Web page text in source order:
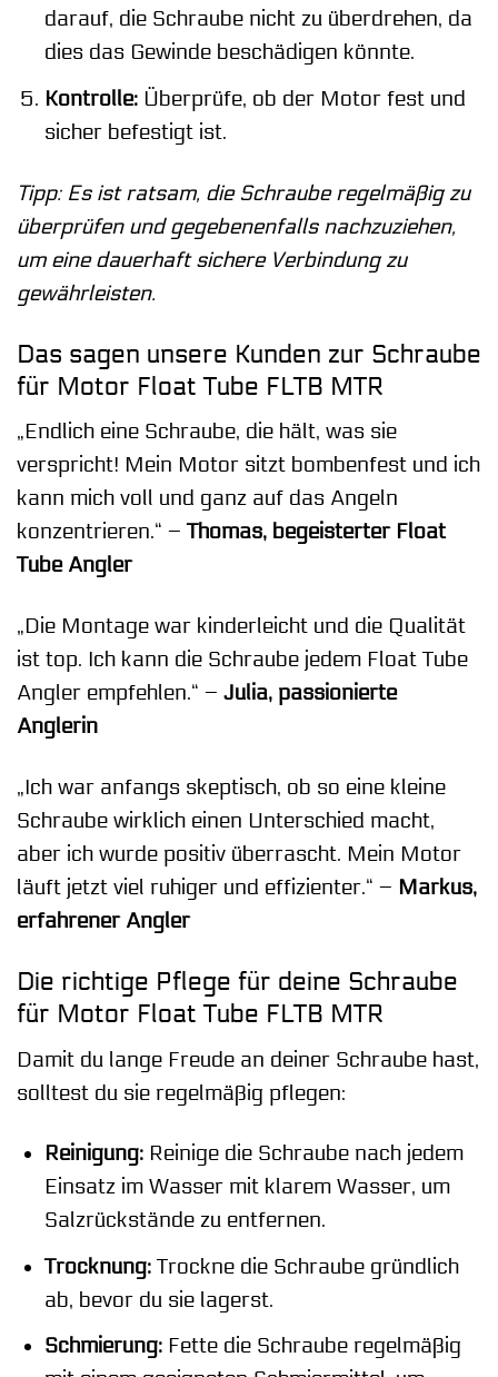
darauf, die Schraube nicht zu überdrehen, da
dies das Gewinde beschädigen könnte.
Kontrolle:Überprüfe, ob der Motor fest und
sicher befestigt ist.
Tipp: Es ist ratsam, die Schraube regelmäßig zu
überprüfen und gegebenenfalls nachzuziehen,
um eine dauerhaft sichere Verbindung zu
gewährleisten.
Das sagen unsere Kunden zur Schraube
für Motor Float Tube FLTB MTR
„Endlich eine Schraube, die hält, was sie
verspricht! Mein Motor sitzt bombenfest und ich
kann mich voll und ganz auf das Angeln
konzentrieren.“ –Thomas, begeisterter Float
Tube Angler
„Die Montage war kinderleicht und die Qualität
ist top. Ich kann die Schraube jedem Float Tube
Angler empfehlen.“ – Julia, passionierte
Anglerin
„Ich war anfangs skeptisch, ob so eine kleine
Schraube wirklich einen Unterschied macht,
aber ich wurde positiv überrascht. Mein Motor
läuft jetzt viel ruhiger und effizienter.“ – Markus,
erfahrener Angler
Die richtige Pflege für deine Schraube
für Motor Float Tube FLTB MTR
Damit du lange Freude an deiner Schraube hast,
solltest du sie regelmäßig pflegen:
Reinigung:Reinige die Schraube nach jedem
Einsatz im Wasser mit klarem Wasser, um
Salzrückstände zu entfernen.
Trocknung:Trockne die Schraube gründlich
ab, bevor du sie lagerst.
Schmierung:Fette die Schraube regelmäßig